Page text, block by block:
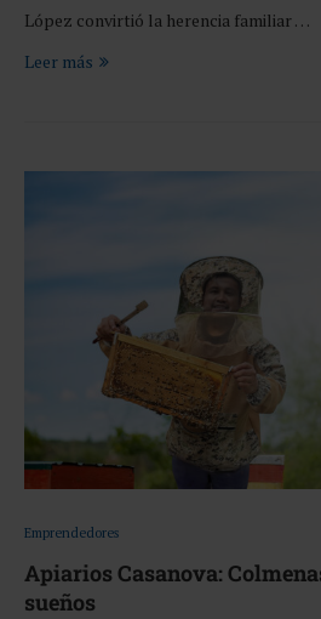
López convirtió la herencia familiar …
Leer más
Emprendedores
Apiarios Casanova:
sueños